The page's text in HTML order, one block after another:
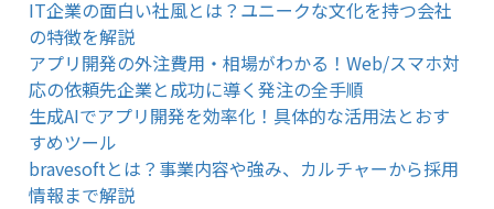
IT企業の面白い社風とは？ユニークな文化を持つ会社
の特徴を解説
アプリ開発の外注費用・相場がわかる！Web/スマホ対
応の依頼先企業と成功に導く発注の全手順
生成AIでアプリ開発を効率化！具体的な活用法とおす
すめツール
bravesoftとは？事業内容や強み、カルチャーから採用
情報まで解説